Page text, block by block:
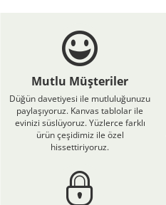
Mutlu Müşteriler
Düğün davetiyesi ile mutluluğunuzu
paylaşıyoruz. Kanvas tablolar ile
evinizi süslüyoruz. Yüzlerce farklı
ürün çeşidimiz ile özel
hissettiriyoruz.